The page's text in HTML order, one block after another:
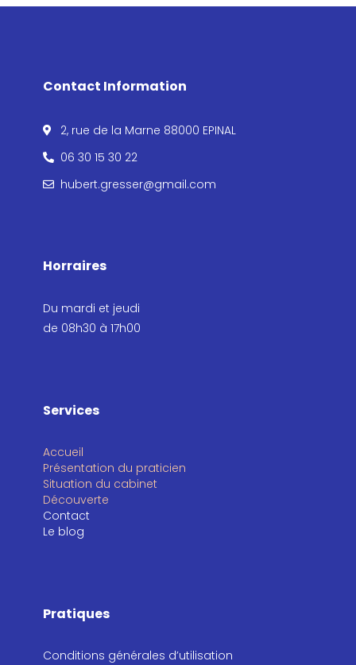
Contact Information
2, rue de la Marne 88000 EPINAL
06 30 15 30 22
hubert.gresser@gmail.com
Horraires
Du mardi et jeudi
de 08h30 à 17h00
Services
Accueil
Présentation du praticien
Situation du cabinet
Découverte
Contact
Le blog
Pratiques
Conditions générales d’utilisation